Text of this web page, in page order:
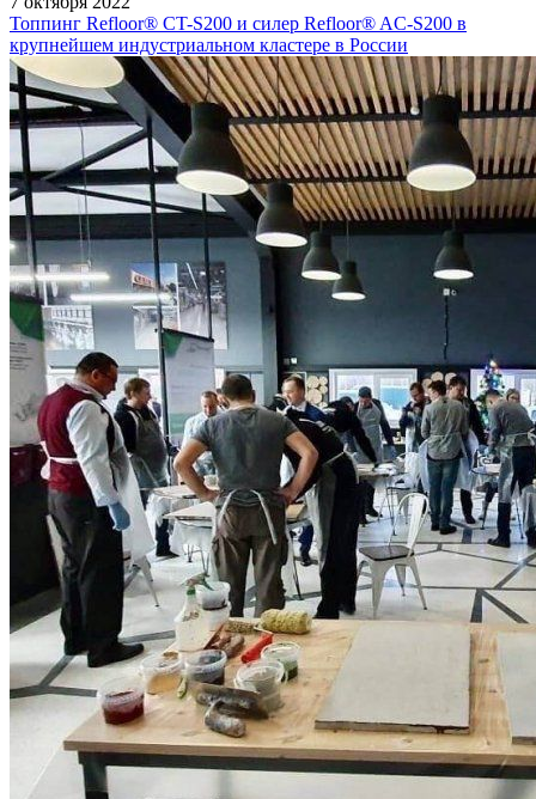
Топпинг Refloor®️ CT-S200 и силер Refloor®️ AC-S200 в
крупнейшем индустриальном кластере в России